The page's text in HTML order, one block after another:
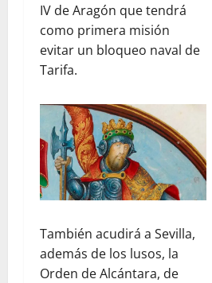
IV de Aragón que tendrá
como primera misión
evitar un bloqueo naval de
Tarifa.
También acudirá a Sevilla,
además de los lusos, la
Orden de Alcántara, de